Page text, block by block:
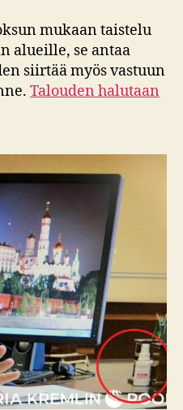
mukaan taistelu
alueille, se antaa
siirtää myös vastuun
Talouden halutaan